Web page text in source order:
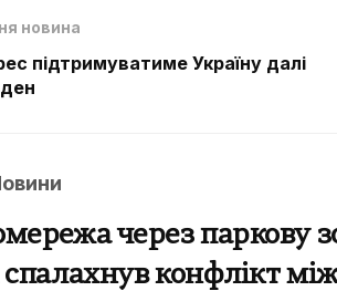
новина
підтримуватиме Україну далі
через паркову
спалахнув конфлікт